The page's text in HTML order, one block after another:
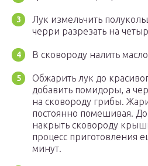
Лук измельчить
черри разрезать на
В сковороду налить
Обжарить лук до
добавить помидоры, а
на сковороду грибы.
постоянно помешивая.
накрыть сковороду
процесс приготовления
минут.